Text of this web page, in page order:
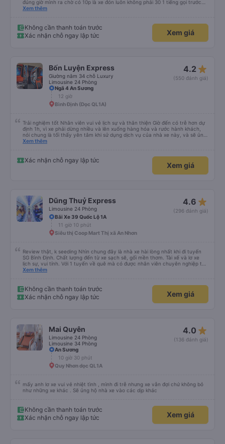
đúng giờ mình ra chờ có 10p là xe đón luôn không phải 30 1 tiếng gọi trước
đợi cực + Xe mới, xịn, thơm và Đặt biệt là cực kỳ ưng mền gối trên xe luôn
trên không bị vướng chân như các xe khác mình từng đi + Tài xế lơ xe nhiệt
tình hỗ trợ hỏi đón trả cực bao nhiệt tình nhẹ nhàn luôn nha + Trên xe còn
có bánh nước, khăn lạnh. Tới trạm tài xế còn tinh ý chuẩn bị thêm khăn lạnh
Xem thêm
Không cần thanh toán trước
Xác nhận chỗ ngay lập tức
Xem giá
Bốn Luyện Express
Giường nằm 34 chỗ Luxury
Limousine 24 Phòng
4.2 star_rate
(550 đánh giá)
Ngã 4 An Sương
12 giờ
Bình Định (Dọc QL1A)
Trải nghiệm tốt Nhân viên vui vẻ lịch sự và thân thiện Giờ đến có trễ hơn dự
định 1h, vì xe phải dừng nhiều và lên xuống hàng hóa và rước hành khách,
nói chung là tối thấy yên tâm khi sử dụng dịch vụ của nhà xe này, và sẽ ủng
hộ và giới thiệu cho người thân sử dụng dịch vụ của nhà xe này
Xem thêm
Xác nhận chỗ ngay lập tức
Xem giá
Dũng Thuỷ Express
Limousine 24 Phòng
4.6 star_rate
(296 đánh giá)
Bãi Xe 39 Quốc Lộ 1A
11 giờ 10 phút
Siêu thị Coop Mart Thị xã An Nhơn
Review thật, k seeding Nhìn chung đây là nhà xe hài lòng nhất khi đi tuyến
SG Bình Định. Chất lượng đến từ xe sạch sẽ, gối mền thơm. Tài xế và lơ xe
lịch sự, vui tính. Với 1 tuyến về quê mà có được nhân viên chuyên nghiệp thế
này là điểm cộng lớn, thường chỉ đi mấy tuyến du lịch mới có. Về xe thì có
định ủng hộ tiếp nhà xe này. Chúc chủ xe làm ăn phát đạt mua thêm nhiều
xe chạy thêm nhiều khung giờ nữa và nâng cao tiêu chuẩn tuyến. Nếu xét
điểm trừ thì chỉ có thgian trả khách, team VXR set lệch với thực tế
Xem thêm
Không cần thanh toán trước
Xác nhận chỗ ngay lập tức
Xem giá
Mai Quyên
Limousine 24 Phòng
Limousine 34 Phòng
4.0 star_rate
(136 đánh giá)
An Sương
10 giờ 30 phút
Quy Nhơn dọc QL1A
mấy anh lơ xe vui vẻ nhiệt tình , mình đi trễ nhưng xe vẫn đợi chứ không bỏ
như những xe khác . Sẽ ủng hộ nhà xe vào các dịp khác
Không cần thanh toán trước
Xác nhận chỗ ngay lập tức
Xem giá